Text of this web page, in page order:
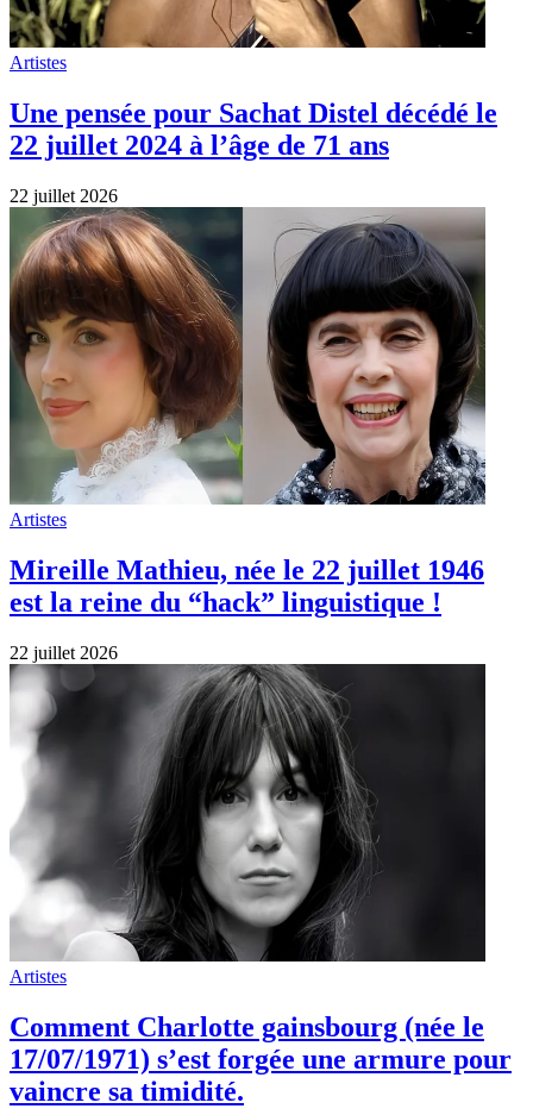
Artistes
Une pensée pour Sachat Distel décédé le
22 juillet 2024 à l’âge de 71 ans
22 juillet 2026
Artistes
Mireille Mathieu, née le 22 juillet 1946
est la reine du “hack” linguistique !
22 juillet 2026
Artistes
Comment Charlotte gainsbourg (née le
17/07/1971) s’est forgée une armure pour
vaincre sa timidité.